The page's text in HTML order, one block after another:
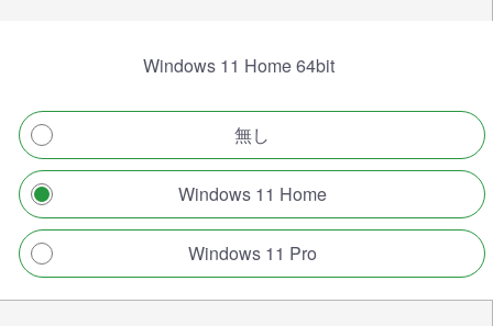
Windows 11 Home 64bit
無し
Windows 11 Home
Windows 11 Pro